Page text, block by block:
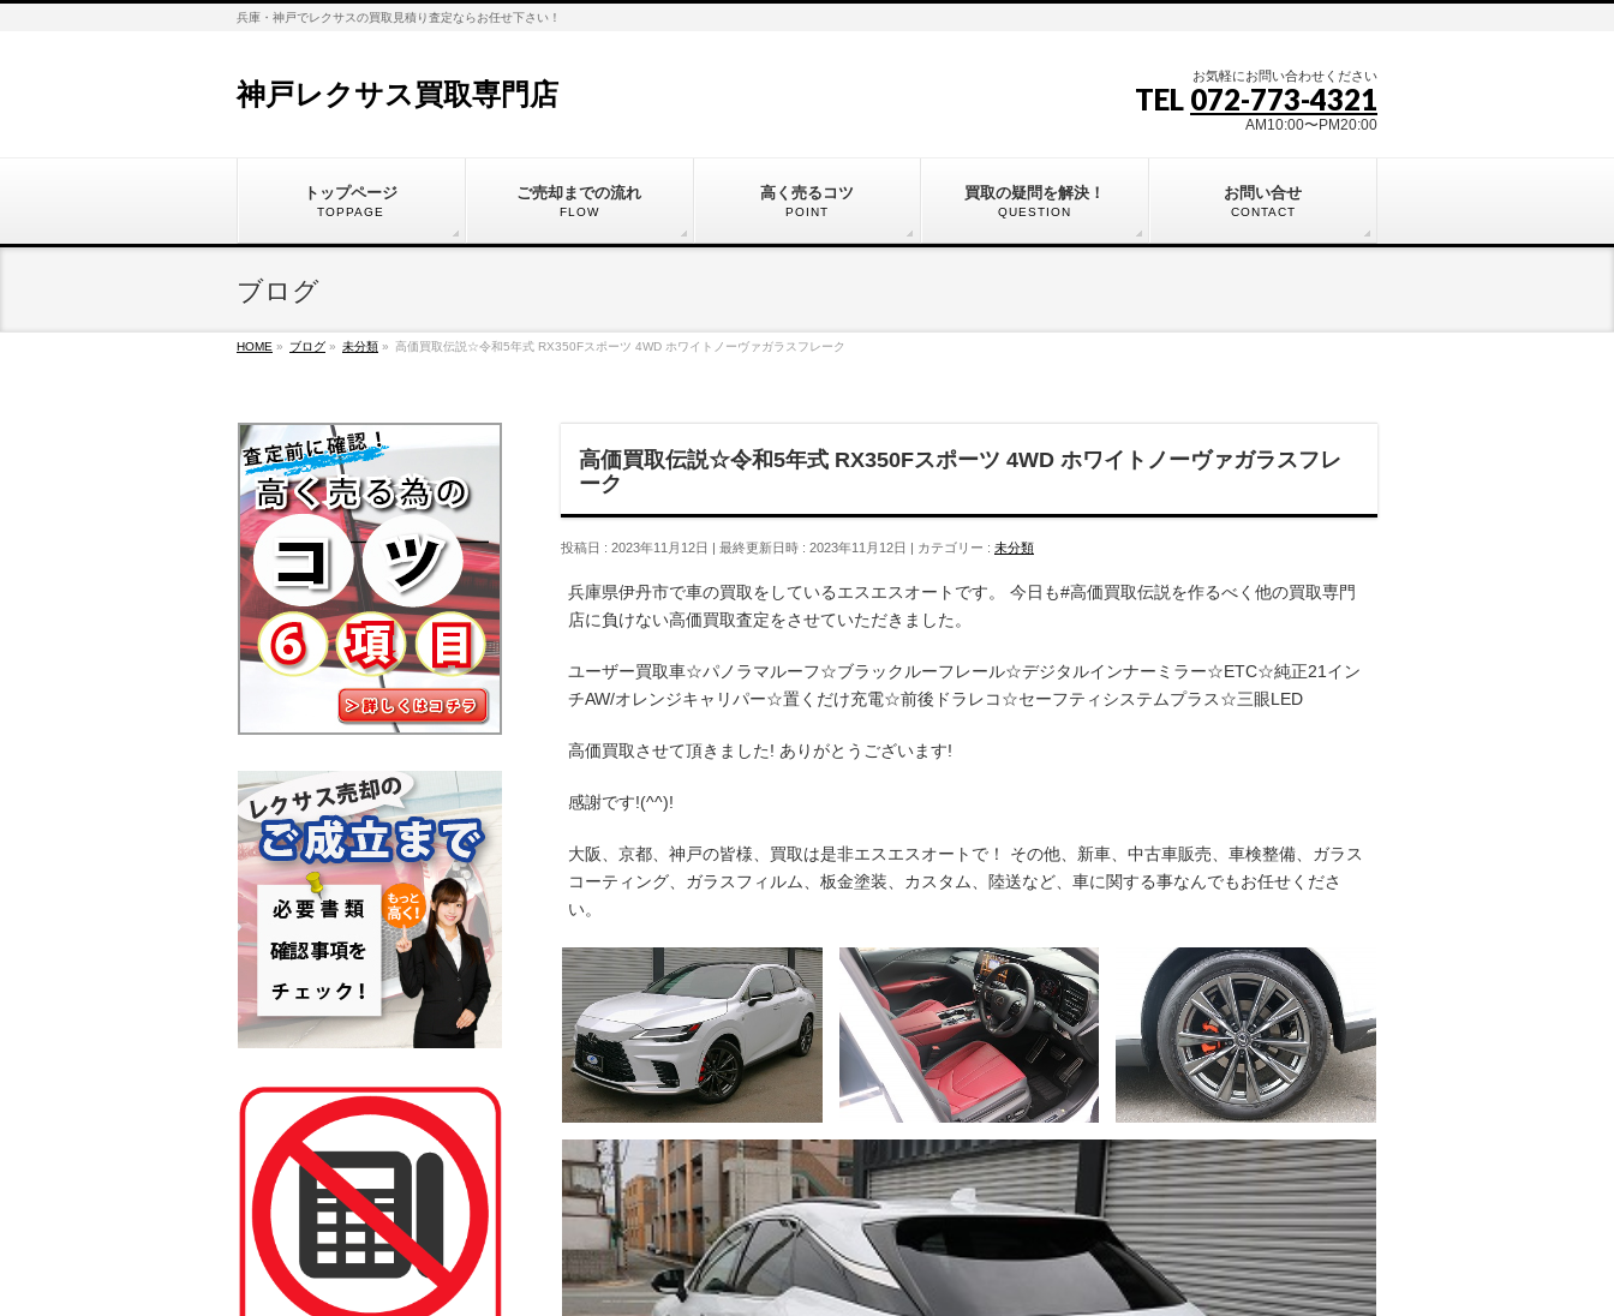
兵庫・神戸でレクサスの買取見積り査定ならお任せ下さい！
神戸レクサス買取専門店
お気軽にお問い合わせください
TEL 072-773-4321
AM10:00〜PM20:00
トップページ
TOPPAGE
ご売却までの流れ
FLOW
高く売るコツ
POINT
買取の疑問を解決！
QUESTION
お問い合せ
CONTACT
ブログ
HOME » ブログ » 未分類 » 高価買取伝説☆令和5年式 RX350Fスポーツ 4WD ホワイトノーヴァガラスフレーク
高価買取伝説☆令和5年式 RX350Fスポーツ 4WD ホワイトノーヴァガラスフレ
ーク
投稿日 : 2023年11月12日 最終更新日時 : 2023年11月12日 カテゴリー : 未分類
兵庫県伊丹市で車の買取をしているエスエスオートです。 今日も#高価買取伝説を作るべく他の買取専門
店に負けない高価買取査定をさせていただきました。
ユーザー買取車☆パノラマルーフ☆ブラックルーフレール☆デジタルインナーミラー☆ETC☆純正21イン
チAW/オレンジキャリパー☆置くだけ充電☆前後ドラレコ☆セーフティシステムプラス☆三眼LED
高価買取させて頂きました! ありがとうございます!
感謝です!(^^)!
大阪、京都、神戸の皆様、買取は是非エスエスオートで！ その他、新車、中古車販売、車検整備、ガラス
コーティング、ガラスフィルム、板金塗装、カスタム、陸送など、車に関する事なんでもお任せくださ
い。